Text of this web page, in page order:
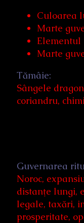
Culoarea
Marte
Elementul
Marte
Tămâie:
Sângele
coriandru,
Guvernarea
Noroc,
distanţe lungi,
legale, taxări,
prosperitate,